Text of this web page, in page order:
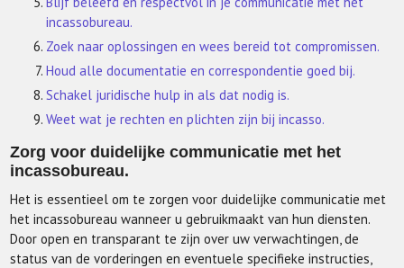
incassobureau.
Zoek naar oplossingen en wees bereid tot compromissen.
Houd alle documentatie en correspondentie goed bij.
Schakel juridische hulp in als dat nodig is.
Weet wat je rechten en plichten zijn bij incasso.
Zorg voor duidelijke communicatie met het
incassobureau.
Het is essentieel om te zorgen voor duidelijke communicatie met
het incassobureau wanneer u gebruikmaakt van hun diensten.
Door open en transparant te zijn over uw verwachtingen, de
status van de vorderingen en eventuele specifieke instructies,